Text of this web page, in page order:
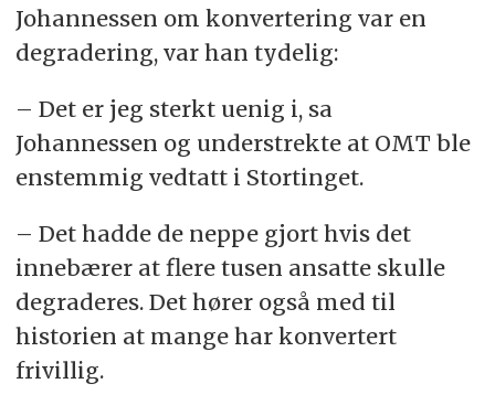
Johannessen om konvertering var en
degradering, var han tydelig:
– Det er jeg sterkt uenig i, sa
Johannessen og understrekte at OMT ble
enstemmig vedtatt i Stortinget.
– Det hadde de neppe gjort hvis det
innebærer at flere tusen ansatte skulle
degraderes. Det hører også med til
historien at mange har konvertert
frivillig.